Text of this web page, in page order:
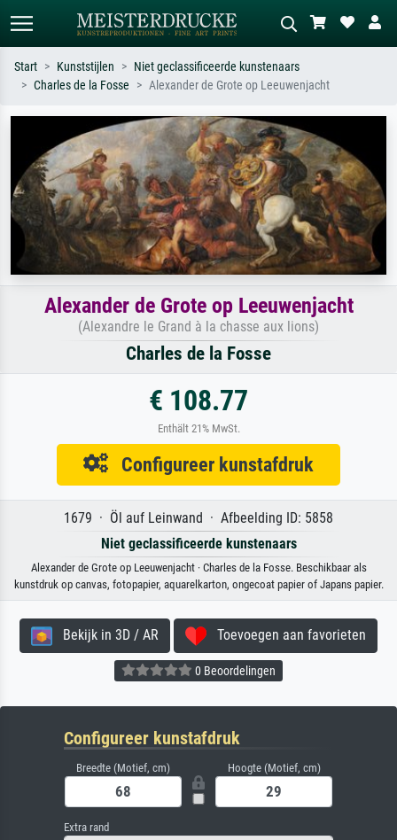
Zoek op kunstenaar, titel of stijl – bijv.
Monet, Sterrennacht, impressionisme,
Hokusai-golf, naakt.
Beschrijf de scène – bijv. groene
weide, abstract met veel rood, donker
olieverfschilderij, staand naakt naast
een boom.
Start Kunststijlen
Niet geclassificeerde kunstenaars
Charles de la Fosse
Alexander de Grote op Leeuwenjacht
Alexander de Grote op Leeuwenjacht
(Alexandre le Grand à la chasse aux lions)
Charles de la Fosse
€ 108.77
Enthält 21% MwSt.
Configureer kunstafdruk
1679 · Öl auf Leinwand · Afbeelding ID: 5858
Niet geclassificeerde kunstenaars
Alexander de Grote op Leeuwenjacht · Charles de la Fosse. Beschikbaar als
kunstdruk op canvas, fotopapier, aquarelkarton, ongecoat papier of Japans papier.
Bekijk in 3D / AR Toevoegen aan favorieten
0 Beoordelingen
Configureer kunstafdruk
Breedte (Motief, cm) Hoogte (Motief, cm)
Extra rand